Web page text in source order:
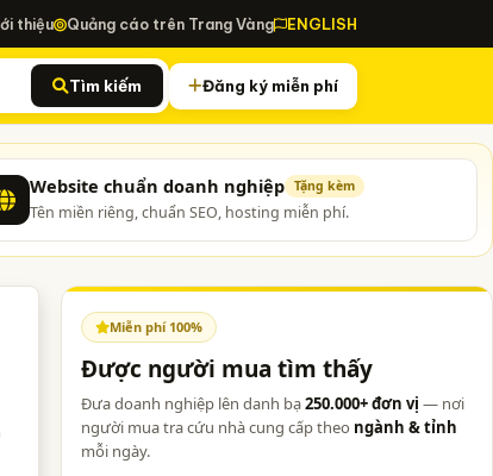
thiệu Quảng cáo trên Trang Vàng ENGLISH
Tìm kiếm Đăng ký miễn phí
Website chuẩn doanh nghiệp Tặng kèm
Tên miền riêng, chuẩn SEO, hosting miễn phí.
Miễn phí 100%
Được người mua tìm thấy
Đưa doanh nghiệp lên danh bạ250.000+ đơn vị — nơi
người mua tra cứu nhà cung cấp theo ngành & tỉnh
mỗi ngày.